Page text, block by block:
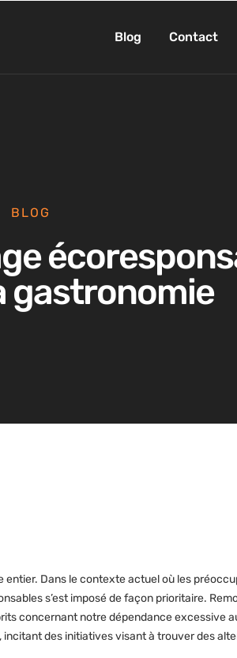
Blog Contact
BLOG
gastronomie
entier. Dans le contexte actuel où les
s’est imposé de façon prioritaire.
concernant notre dépendance excessive
des initiatives visant à trouver des